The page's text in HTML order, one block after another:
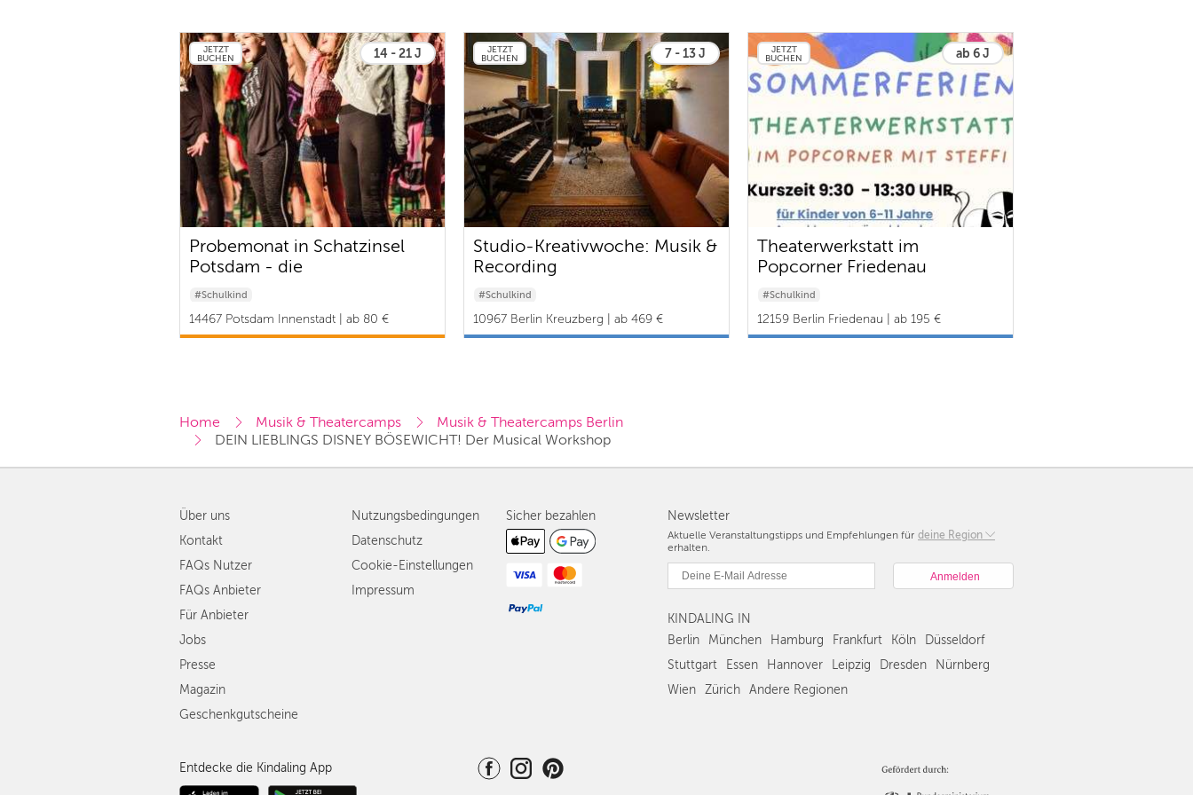
JETZT
BUCHEN
14 - 21 J
Probemonat in Schatzinsel
Potsdam - die
Musicalakademie!
#Schulkind
14467 Potsdam Innenstadt | ab 80 €
JETZT
BUCHEN
7 - 13 J
Studio-Kreativwoche: Musik &
Recording
#Schulkind
10967 Berlin Kreuzberg | ab 469 €
JETZT
BUCHEN
ab 6 J
Theaterwerkstatt im
Popcorner Friedenau
#Schulkind
12159 Berlin Friedenau | ab 195 €
Home Musik & Theatercamps
Musik & Theatercamps Berlin
DEIN LIEBLINGS DISNEY BÖSEWICHT! Der Musical Workshop
Newsletter
Aktuelle Veranstaltungstipps und Empfehlungen für deine Region
Berlin
Hamburg
Düsseldorf
Stuttgart
Nürnberg
Wien
erhalten.
KINDALING IN
Berlin
München Hamburg Frankfurt Köln
Düsseldorf
Stuttgart
Essen Hannover Leipzig Dresden
Nürnberg
Wien
Zürich Andere Regionen
Über uns
Kontakt
FAQs Nutzer
FAQs Anbieter
Für Anbieter
Jobs
Presse
Magazin
Geschenkgutscheine
Nutzungsbedingungen
Datenschutz
Cookie-Einstellungen
Impressum
Sicher bezahlen
Entdecke die Kindaling App